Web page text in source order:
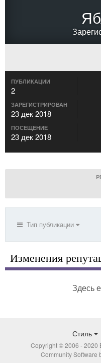
ПУБЛИКАЦИИ
2
ЗАРЕГИСТРИРОВАН
23 дек 2018
ПОСЕЩЕНИЕ
23 дек 2018
Тип публикации
Изменения
Здесь
Стиль
Copyright © 2006 -
Community Software